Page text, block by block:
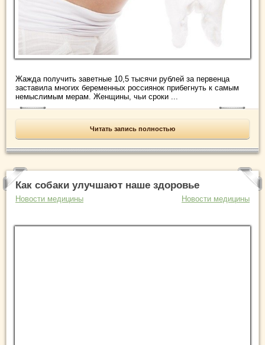
Жажда получить заветные 10,5 тысячи рублей за первенца
заставила многих беременных россиянок прибегнуть к самым
немыслимым мерам. Женщины, чьи сроки ...
Читать запись полностью
Как собаки улучшают наше здоровье
Новости медицины Новости медицины